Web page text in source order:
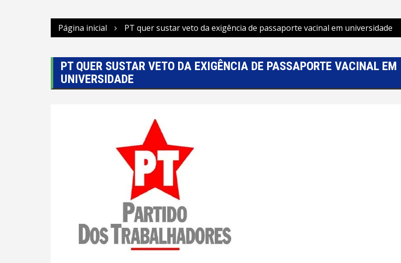
Página inicial PT quer sustar veto da exigência de passaporte vacinal em universidade
PT QUER SUSTAR VETO DA EXIGÊNCIA DE PASSAPORTE VACINAL EM
UNIVERSIDADE